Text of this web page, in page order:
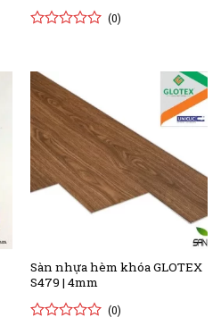
đánh
giá
(0)
Sàn nhựa hèm khóa GLOTEX
S479 | 4mm
(0)